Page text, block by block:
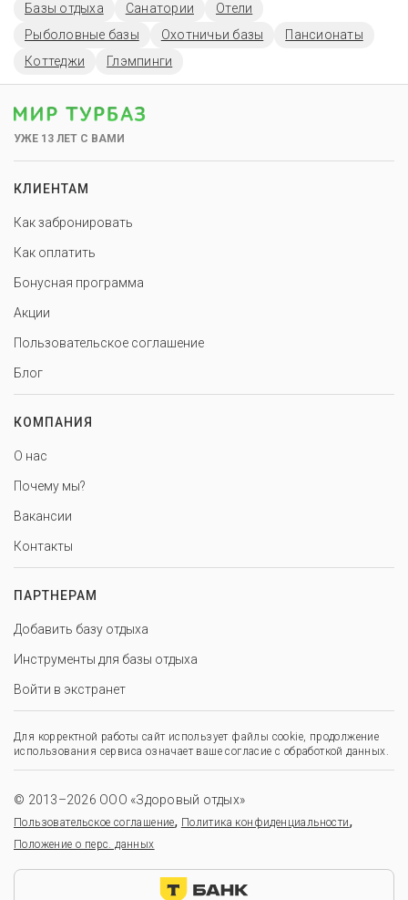
Базы отдыха Санатории
Отели
Рыболовные базы
Охотничьи базы
Пансионаты
Коттеджи
Глэмпинги
УЖЕ 13 ЛЕТ С ВАМИ
КЛИЕНТАМ
Как забронировать
Как оплатить
Бонусная программа
Акции
Пользовательское соглашение
Блог
КОМПАНИЯ
О нас
Почему мы?
Вакансии
Контакты
ПАРТНЕРАМ
Добавить базу отдыха
Инструменты для базы отдыха
Войти в экстранет
Для корректной работы сайт использует файлы cookie, продолжение
использования сервиса означает ваше согласие с обработкой данных.
© 2013–2026 ООО «Здоровый отдых»
Пользовательское соглашение, Политика конфиденциальности,
Положение о перс. данных